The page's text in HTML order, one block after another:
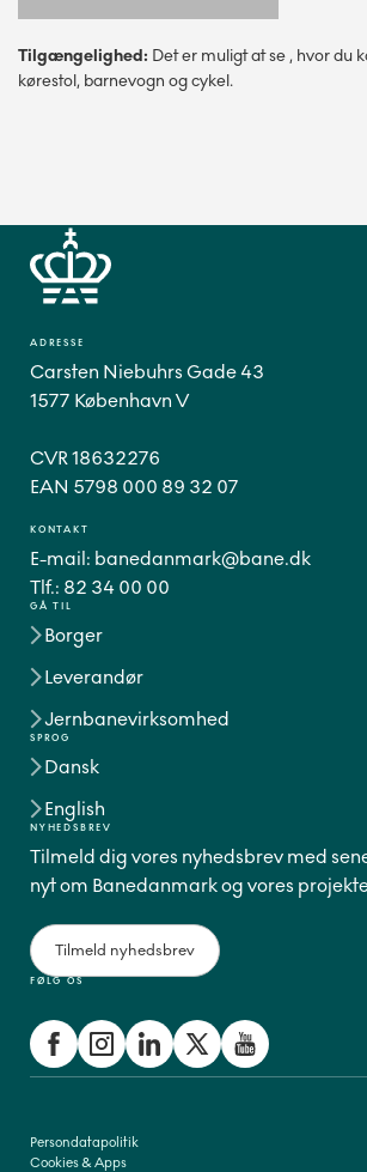
Tilgængelighed: Det er muligt at se , hvor du
kørestol, barnevogn og cykel.
GÅ TIL
Borger
Leverandør
Jernbanevirksomhed
SPROG
Dansk
English
FØLG OS
ADRESSE
Carsten Niebuhrs Gade 43
1577 København V
CVR 18632276
EAN 5798 000 89 32 07
KONTAKT
E-mail: banedanmark@bane.dk
Tlf.: 82 34 00 00
NYHEDSBREV
Tilmeld dig vores nyhedsbrev med
nyt om Banedanmark og vores
Tilmeld nyhedsbrev
Persondatapolitik
Cookies & Apps